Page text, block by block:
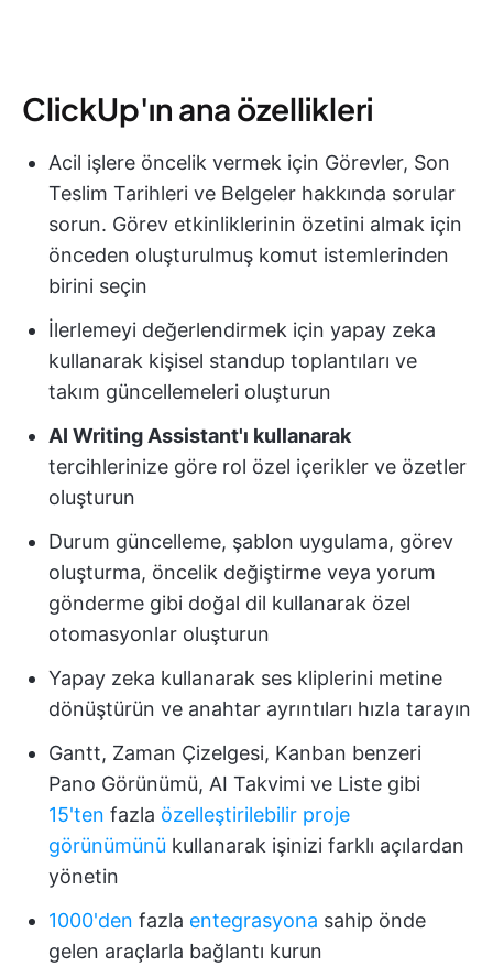
ClickUp'ın ana özellikleri
Acil işlere öncelik vermek için Görevler, Son
Teslim Tarihleri ve Belgeler hakkında sorular
sorun. Görev etkinliklerinin özetini almak için
önceden oluşturulmuş komut istemlerinden
birini seçin
İlerlemeyi değerlendirmek için yapay zeka
kullanarak kişisel standup toplantıları ve
takım güncellemeleri oluşturun
AI Writing Assistant'ı kullanarak
tercihlerinize göre rol özel içerikler ve özetler
oluşturun
Durum güncelleme, şablon uygulama, görev
oluşturma, öncelik değiştirme veya yorum
gönderme gibi doğal dil kullanarak özel
otomasyonlar oluşturun
Yapay zeka kullanarak ses kliplerini metine
dönüştürün ve anahtar ayrıntıları hızla tarayın
Gantt, Zaman Çizelgesi, Kanban benzeri
Pano Görünümü, AI Takvimi ve Liste gibi
15'ten fazla özelleştirilebilir proje
görünümünü kullanarak işinizi farklı açılardan
yönetin
1000'den fazla entegrasyona sahip önde
gelen araçlarla bağlantı kurun